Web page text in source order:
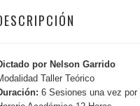
por Nelson Garrido
Taller Teórico
6 Sesiones una vez por